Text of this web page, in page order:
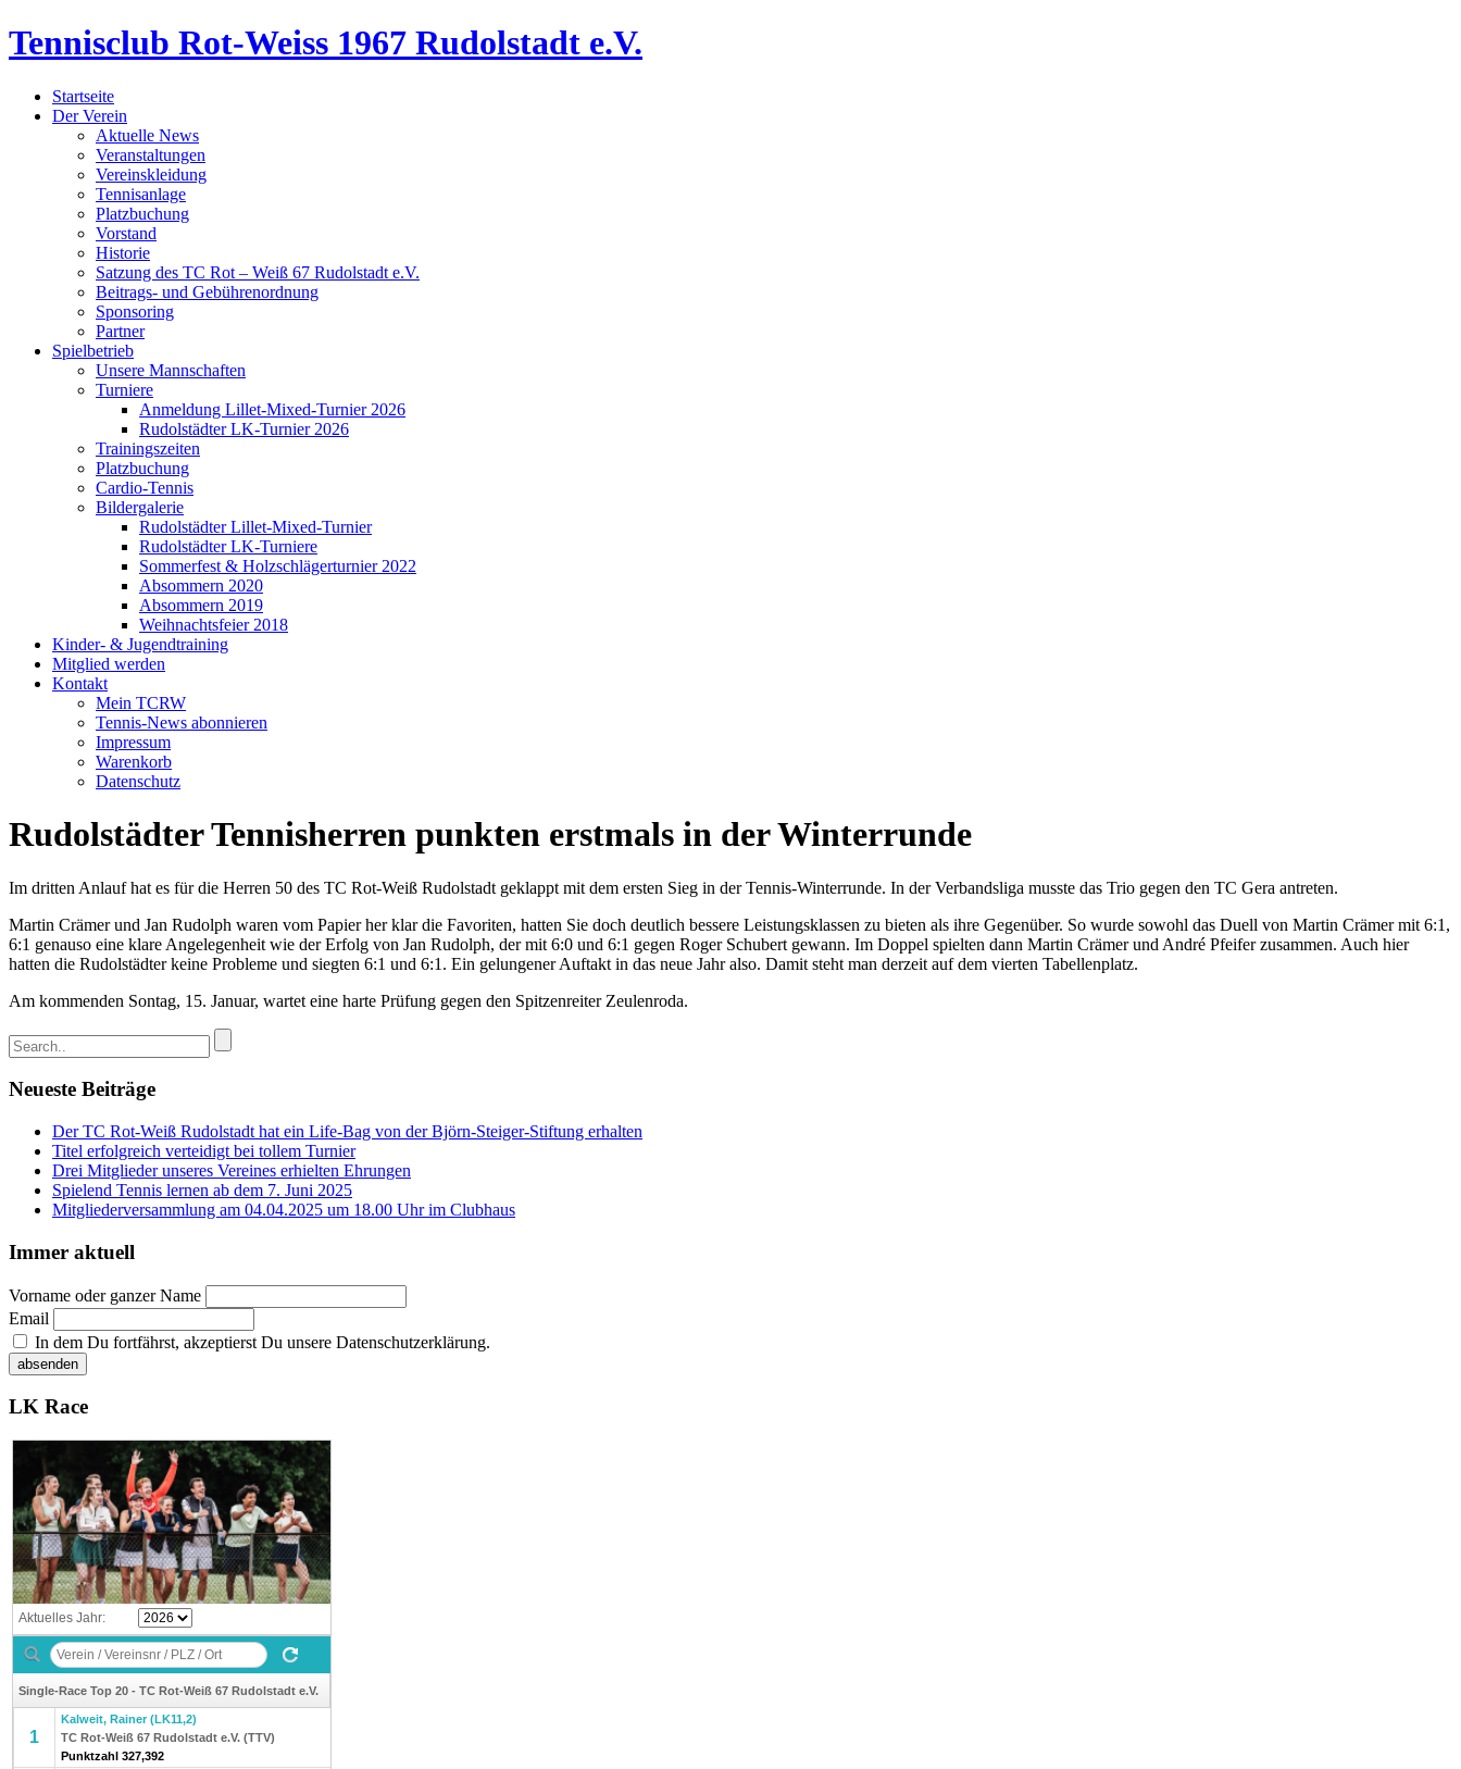
Tennisclub Rot-Weiss 1967 Rudolstadt e.V.
Startseite
Der Verein
Aktuelle News
Veranstaltungen
Vereinskleidung
Tennisanlage
Platzbuchung
Vorstand
Historie
Satzung des TC Rot – Weiß 67 Rudolstadt e.V.
Beitrags- und Gebührenordnung
Sponsoring
Partner
Spielbetrieb
Unsere Mannschaften
Turniere
Anmeldung Lillet-Mixed-Turnier 2026
Rudolstädter LK-Turnier 2026
Trainingszeiten
Platzbuchung
Cardio-Tennis
Bildergalerie
Rudolstädter Lillet-Mixed-Turnier
Rudolstädter LK-Turniere
Sommerfest & Holzschlägerturnier 2022
Absommern 2020
Absommern 2019
Weihnachtsfeier 2018
Kinder- & Jugendtraining
Mitglied werden
Kontakt
Mein TCRW
Tennis-News abonnieren
Impressum
Warenkorb
Datenschutz
Rudolstädter Tennisherren punkten erstmals in der Winterrunde
Im dritten Anlauf hat es für die Herren 50 des TC Rot-Weiß Rudolstadt geklappt mit dem ersten Sieg in der Tennis-Winterrunde. In der Verbandsliga musste das Trio gegen den TC Gera antreten.
Martin Crämer und Jan Rudolph waren vom Papier her klar die Favoriten, hatten Sie doch deutlich bessere Leistungsklassen zu bieten als ihre Gegenüber. So wurde sowohl das Duell von Martin Crämer mit 6:1,
6:1 genauso eine klare Angelegenheit wie der Erfolg von Jan Rudolph, der mit 6:0 und 6:1 gegen Roger Schubert gewann. Im Doppel spielten dann Martin Crämer und André Pfeifer zusammen. Auch hier
hatten die Rudolstädter keine Probleme und siegten 6:1 und 6:1. Ein gelungener Auftakt in das neue Jahr also. Damit steht man derzeit auf dem vierten Tabellenplatz.
Am kommenden Sontag, 15. Januar, wartet eine harte Prüfung gegen den Spitzenreiter Zeulenroda.
Neueste Beiträge
Der TC Rot-Weiß Rudolstadt hat ein Life-Bag von der Björn-Steiger-Stiftung erhalten
Titel erfolgreich verteidigt bei tollem Turnier
Drei Mitglieder unseres Vereines erhielten Ehrungen
Spielend Tennis lernen ab dem 7. Juni 2025
Mitgliederversammlung am 04.04.2025 um 18.00 Uhr im Clubhaus
Immer aktuell
Vorname oder ganzer Name
Email
In dem Du fortfährst, akzeptierst Du unsere Datenschutzerklärung.
LK Race